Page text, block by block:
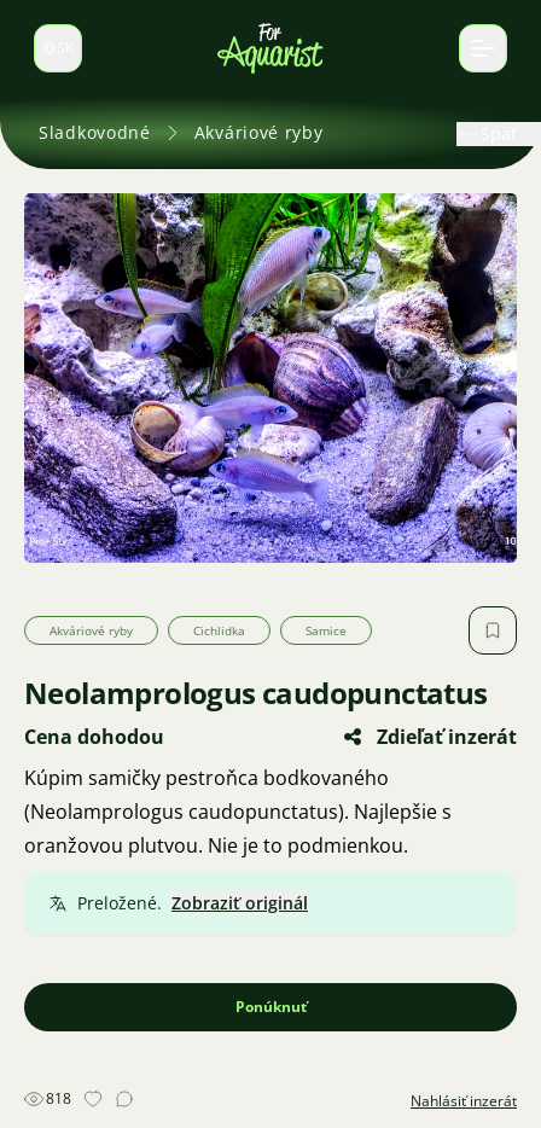
Prepnúť jazyk
Sladkovodné Akváriové ryby
Akváriové ryby Cichlidka Samice
Neolamprologus caudopunctatus
Cena dohodou
Zdieľať inzerát
Kúpim samičky pestroňca bodkovaného
(Neolamprologus caudopunctatus). Najlepšie s
oranžovou plutvou. Nie je to podmienkou.
Preložené. Zobraziť originál
Ponúknuť
818 Nahlásiť inzerát